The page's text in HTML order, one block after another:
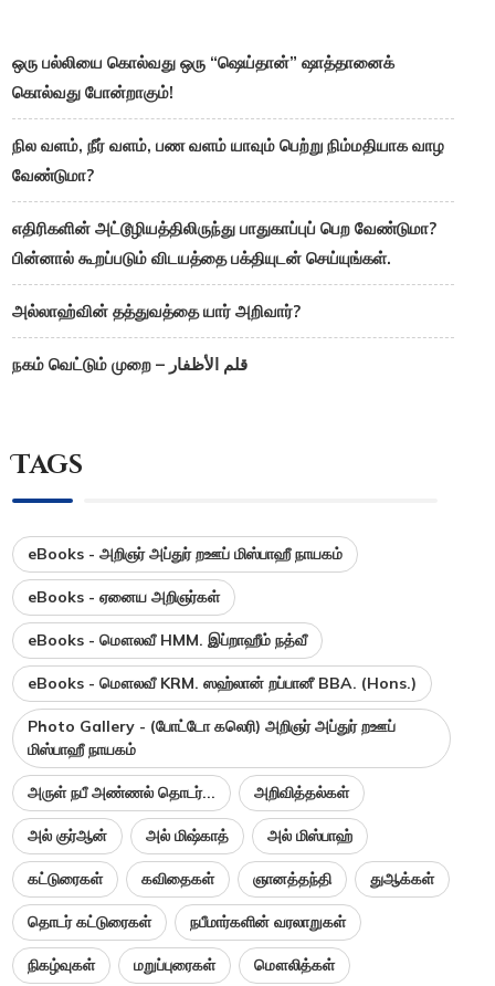
ஒரு பல்லியை கொல்வது ஒரு “ஷெய்தான்” ஷாத்தானைக்
கொல்வது போன்றாகும்!
நில வளம், நீர் வளம், பண வளம் யாவும் பெற்று நிம்மதியாக வாழ
வேண்டுமா?
எதிரிகளின் அட்டூழியத்திலிருந்து பாதுகாப்புப் பெற வேண்டுமா?
பின்னால் கூறப்படும் விடயத்தை பக்தியுடன் செய்யுங்கள்.
அல்லாஹ்வின் தத்துவத்தை யார் அறிவார்?
நகம் வெட்டும் முறை – قلم الأظفار
Tags
eBooks - அறிஞர் அப்துர் றஊப் மிஸ்பாஹீ நாயகம்
eBooks - ஏனைய அறிஞர்கள்
eBooks - மௌலவீ HMM. இப்றாஹீம் நத்வீ
eBooks - மௌலவீ KRM. ஸஹ்லான் றப்பானீ BBA. (Hons.)
Photo Gallery - (போட்டோ கலெரி) அறிஞர் அப்துர் றஊப்
மிஸ்பாஹீ நாயகம்
அருள் நபீ அண்ணல் தொடர்... அறிவித்தல்கள்
அல் குர்ஆன் அல் மிஷ்காத் அல் மிஸ்பாஹ்
கட்டுரைகள் கவிதைகள் ஞானத்தந்தி துஆக்கள்
தொடர் கட்டுரைகள் நபீமார்களின் வரலாறுகள்
நிகழ்வுகள் மறுப்புரைகள் மௌலித்கள்